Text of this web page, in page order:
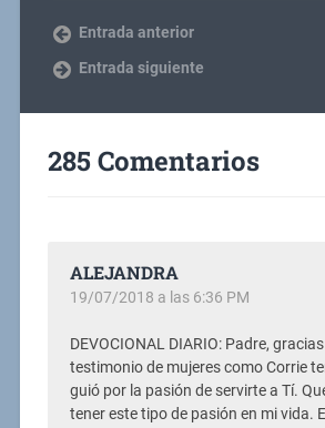
Entrada anterior
Entrada siguiente
285 Comentarios
ALEJANDRA
19/07/2018 a las 6:36 PM
DEVOCIONAL DIARIO: Padre,
testimonio de mujeres como Corrie
guió por la pasión de servirte a Tí.
tener este tipo de pasión en mi vida.